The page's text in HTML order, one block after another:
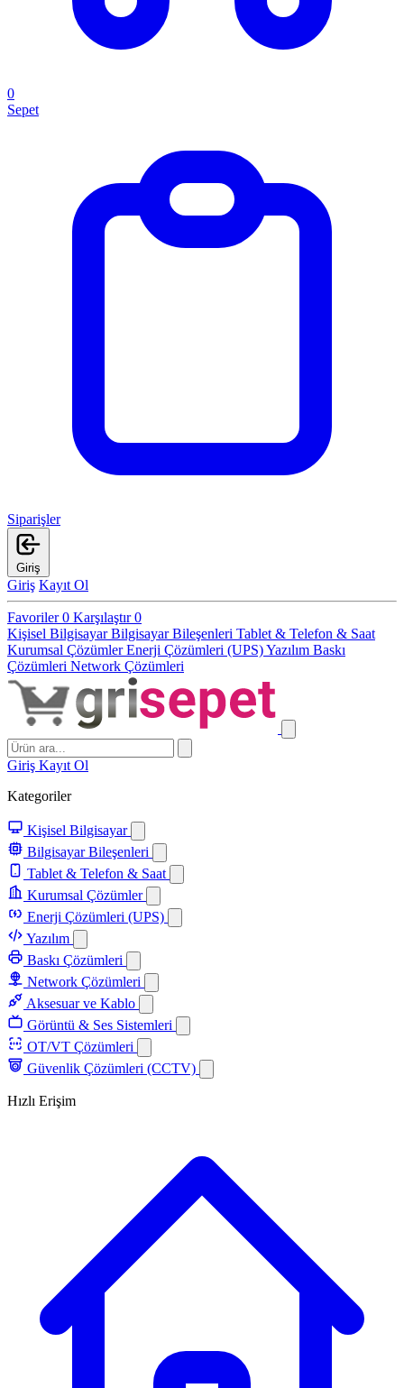
0
Sepet
Siparişler
Giriş
Giriş Kayıt Ol
Favoriler0 Karşılaştır0
Kişisel BilgisayarBilgisayar Bileşenleri Tablet & Telefon & Saat
Kurumsal ÇözümlerEnerji Çözümleri (UPS)Yazılım Baskı
Çözümleri Network Çözümleri
Giriş Kayıt Ol
Kategoriler
Kişisel Bilgisayar
Bilgisayar Bileşenleri
Tablet & Telefon & Saat
Kurumsal Çözümler
Enerji Çözümleri (UPS)
Yazılım
Baskı Çözümleri
Network Çözümleri
Aksesuar ve Kablo
Görüntü & Ses Sistemleri
OT/VT Çözümleri
Güvenlik Çözümleri (CCTV)
Hızlı Erişim